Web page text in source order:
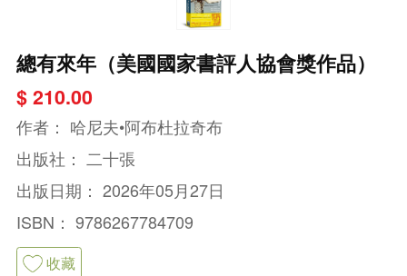
總有來年（美國國家書評人協會獎作品）
$ 210.00
作者： 哈尼夫•阿布杜拉奇布
出版社： 二十張
出版日期： 2026年05月27日
ISBN： 9786267784709
收藏